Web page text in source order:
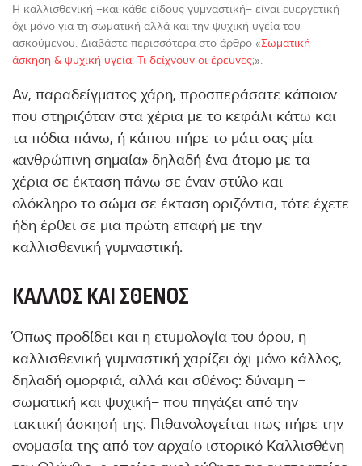
Η καλλισθενική –και κάθε είδους γυμναστική– είναι ευεργετική
όχι μόνο για τη σωματική αλλά και την ψυχική υγεία του
ασκούμενου. Διαβάστε περισσότερα στο άρθρο «Σωματική
άσκηση & ψυχική υγεία: Τι δείχνουν οι έρευνες;».
Αν, παραδείγματος χάρη, προσπεράσατε κάποιον
που στηριζόταν στα χέρια με το κεφάλι κάτω και
τα πόδια πάνω, ή κάπου πήρε το μάτι σας μία
«ανθρώπινη σημαία» δηλαδή ένα άτομο με τα
χέρια σε έκταση πάνω σε έναν στύλο και
ολόκληρο το σώμα σε έκταση οριζόντια, τότε έχετε
ήδη έρθει σε μια πρώτη επαφή με την
καλλισθενική γυμναστική.
ΚΆΛΛΟΣ ΚΑΙ ΣΘΈΝΟΣ
Όπως προδίδει και η ετυμολογία του όρου, η
καλλισθενική γυμναστική χαρίζει όχι μόνο κάλλος,
δηλαδή ομορφιά, αλλά και σθένος: δύναμη –
σωματική και ψυχική– που πηγάζει από την
τακτική άσκησή της. Πιθανολογείται πως πήρε την
ονομασία της από τον αρχαίο ιστορικό Καλλισθένη